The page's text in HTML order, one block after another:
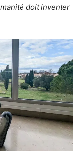
doit inventer